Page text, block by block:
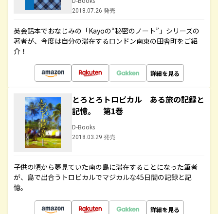
2018.07.26 発売
英会話本でおなじみの「Kayoの“秘密のノート”」シリーズの
著者が、今度は自分の滞在するロンドン南東の田舎町をご紹
介！
詳細を見る
とろとろトロピカル ある旅の記録と
記憶。 第1巻
D-Books
2018.03.29 発売
子供の頃から夢見ていた南の島に滞在することになった筆者
が、島で出合うトロピカルでマジカルな45日間の記録と記
憶。
詳細を見る